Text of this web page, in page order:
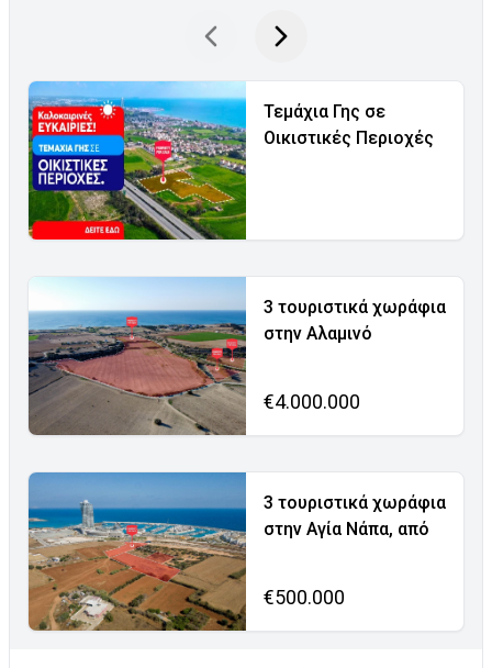
Τεμάχια Γης σε
Οικιστικές Περιοχές
3 τουριστικά χωράφια
στην Αλαμινό
€4.000.000
3 τουριστικά χωράφια
στην Αγία Νάπα, από
€500.000